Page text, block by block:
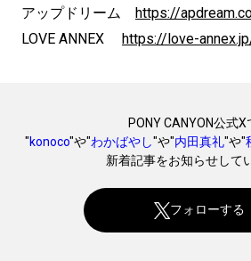
アップドリーム https://
LOVE ANNEX https://love-
PONY CANYON公式X
"konoco"や"わかばやし"や"内田真礼"や"
新着記事をお知らせして
フォローする